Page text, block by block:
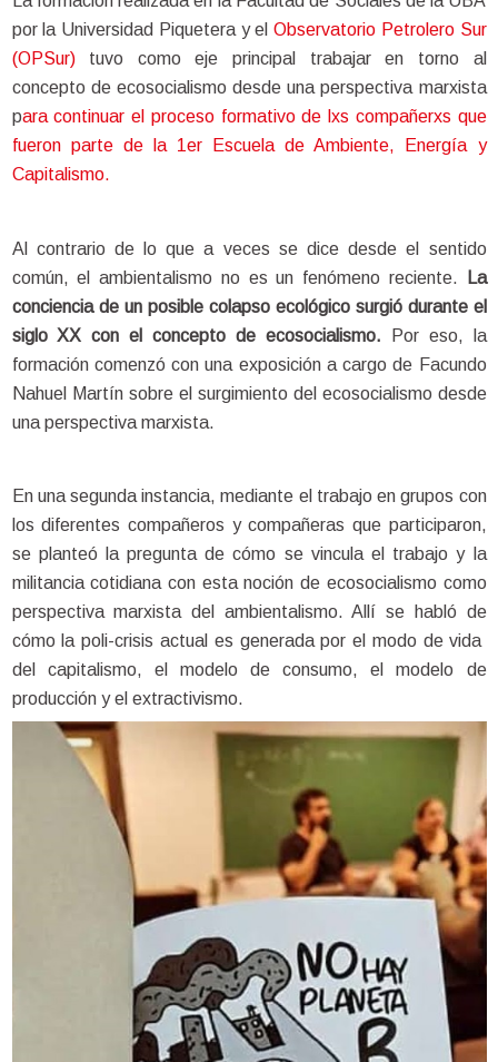
por la Universidad Piquetera y el Observatorio Petrolero Sur
(OPSur) tuvo como eje principal trabajar en torno al
concepto de ecosocialismo desde una perspectiva marxista
para continuar el proceso formativo de lxs compañerxs que
fueron parte de la 1er Escuela de Ambiente, Energía y
Capitalismo.
Al contrario de lo que a veces se dice desde el sentido
común, el ambientalismo no es un fenómeno reciente.
La
conciencia de un posible colapso ecológico surgió durante el
siglo XX con el concepto de ecosocialismo. Por eso, la
formación comenzó con una exposición a cargo de Facundo
Nahuel Martín sobre el surgimiento del ecosocialismo desde
una perspectiva marxista.
En una segunda instancia, mediante el trabajo en grupos con
los diferentes compañeros y compañeras que participaron,
se planteó la pregunta de cómo se vincula el trabajo y la
militancia cotidiana con esta noción de ecosocialismo como
perspectiva marxista del ambientalismo. Allí se habló de
cómo la poli-crisis actual es generada por el modo de vida
del capitalismo, el modelo de consumo, el modelo de
producción y el extractivismo.